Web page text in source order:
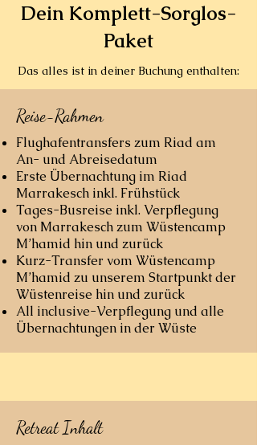
Dein Komplett-Sorglos-
Paket
Das alles ist in deiner Buchung enthalten:
Reise-Rahmen
Flughafentransfers zum Riad am
An- und Abreisedatum
Erste Übernachtung im Riad
Marrakesch inkl. Frühstück
Tages-Busreise inkl. Verpflegung
von Marrakesch zum Wüstencamp
M’hamid hin und zurück
Kurz-Transfer vom Wüstencamp
M’hamid zu unserem Startpunkt der
Wüstenreise hin und zurück
All inclusive-Verpflegung und alle
Übernachtungen in der Wüste
Retreat Inhalt